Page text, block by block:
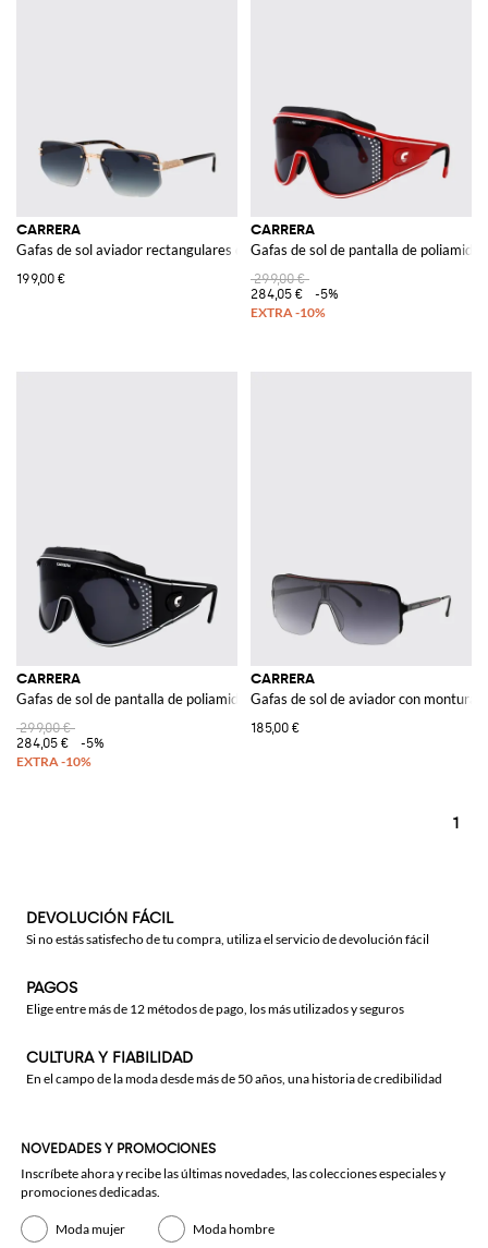
CARRERA
Gafas de sol aviador rectangulares de metal con lentes degradadas
199,00 €
CARRERA
Gafas de sol de pantalla de poliamida
299,00 €
284,05 €
-5%
CARRERA
Gafas de sol de pantalla de poliamida con logo en contraste
299,00 €
284,05 €
-5%
CARRERA
Gafas de sol de aviador con montura
185,00 €
1
DEVOLUCIÓN FÁCIL
Si no estás satisfecho de tu compra, utiliza el servicio de devolución fácil
PAGOS
Elige entre más de 12 métodos de pago, los más utilizados y seguros
CULTURA Y FIABILIDAD
En el campo de la moda desde más de 50 años, una historia de credibilidad
NOVEDADES Y PROMOCIONES
Inscríbete ahora y recibe las últimas novedades, las colecciones especiales y
promociones dedicadas.
Moda mujer Moda hombre